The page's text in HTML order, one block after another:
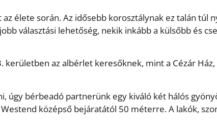
élete során. Az idősebb korosztálynak ez talán túl
választási lehetőség, nekik inkább a külsőbb és
az albérlet keresőknek, mint a Cézár
úgy bérbeadó partnerünk egy kiváló két hálós
középső bejáratától 50 méterre. A lakók,